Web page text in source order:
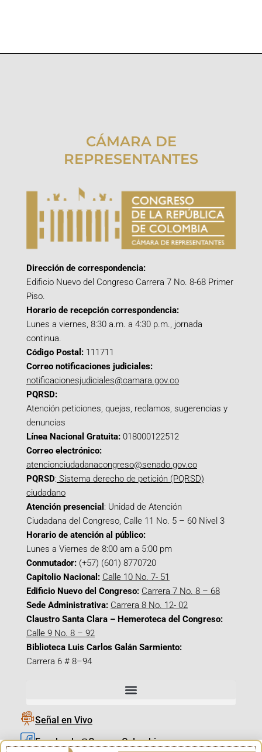
CÁMARA DE
REPRESENTANTES
Dirección de correspondencia:
Edificio Nuevo del Congreso Carrera 7 No. 8-68 Primer
Piso.
Horario de recepción correspondencia:
Lunes a viernes, 8:30 a.m. a 4:30 p.m., jornada
continua.
Código Postal: 111711
Correo notificaciones judiciales:
notificacionesjudiciales@camara.gov.co
PQRSD:
Atención peticiones, quejas, reclamos, sugerencias y
denuncias
Línea Nacional Gratuita: 018000122512
Correo electrónico:
atencionciudadanacongreso@senado.gov.co
PQRSD: Sistema derecho de petición (PQRSD)
ciudadano
Atención presencial : Unidad de Atención
Ciudadana del Congreso, Calle 11 No. 5 – 60 Nivel 3
Horario de atención al público:
Lunes a Viernes de 8:00 am a 5:00 pm
Conmutador: (+57) (601) 8770720
Capitolio Nacional: Calle 10 No. 7- 51
Edificio Nuevo del Congreso: Carrera 7 No. 8 – 68
Sede Administrativa: Carrera 8 No. 12- 02
Claustro Santa Clara – Hemeroteca del Congreso:
Calle 9 No. 8 – 92
Biblioteca Luis Carlos Galán Sarmiento:
Carrera 6 # 8–94
Señal en Vivo
Facebook_@CamaraColombia